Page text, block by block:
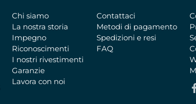
Chi siamo
La nostra storia
Impegno
Riconoscimenti
I nostri rivestimenti
Garanzie
Lavora con noi
Contattaci
Metodi di pagamento
Spedizioni e resi
FAQ